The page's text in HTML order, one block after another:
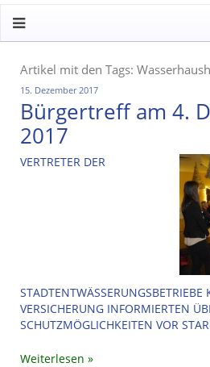
Artikel mit den Tags:
15. Dezember 2017
Bürgertreff am 4.
2017
VERTRETER DER
VERSICHERUNG INFORMIERTEN
SCHUTZMÖGLICHKEITEN VOR
Weiterlesen